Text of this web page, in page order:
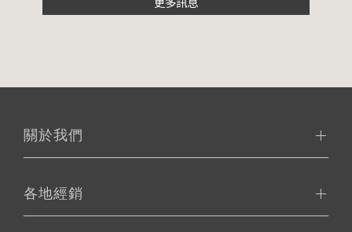
關於我們
各地經銷